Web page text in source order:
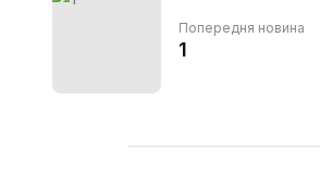
Попередня новина
1